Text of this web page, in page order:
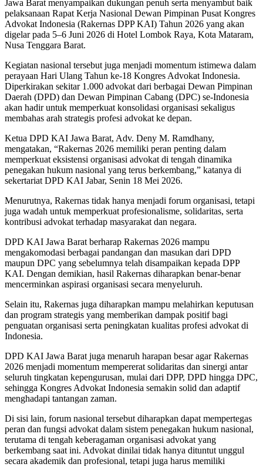
Jawa Barat menyampaikan dukungan penuh serta menyambut baik
pelaksanaan Rapat Kerja Nasional Dewan Pimpinan Pusat Kongres
Advokat Indonesia (Rakernas DPP KAI) Tahun 2026 yang akan
digelar pada 5–6 Juni 2026 di Hotel Lombok Raya, Kota Mataram,
Nusa Tenggara Barat.
Kegiatan nasional tersebut juga menjadi momentum istimewa dalam
perayaan Hari Ulang Tahun ke-18 Kongres Advokat Indonesia.
Diperkirakan sekitar 1.000 advokat dari berbagai Dewan Pimpinan
Daerah (DPD) dan Dewan Pimpinan Cabang (DPC) se-Indonesia
akan hadir untuk memperkuat konsolidasi organisasi sekaligus
membahas arah strategis profesi advokat ke depan.
Ketua DPD KAI Jawa Barat, Adv. Deny M. Ramdhany,
mengatakan, “Rakernas 2026 memiliki peran penting dalam
memperkuat eksistensi organisasi advokat di tengah dinamika
penegakan hukum nasional yang terus berkembang,” katanya di
sekertariat DPD KAI Jabar, Senin 18 Mei 2026.
Menurutnya, Rakernas tidak hanya menjadi forum organisasi, tetapi
juga wadah untuk memperkuat profesionalisme, solidaritas, serta
kontribusi advokat terhadap masyarakat dan negara.
DPD KAI Jawa Barat berharap Rakernas 2026 mampu
mengakomodasi berbagai pandangan dan masukan dari DPD
maupun DPC yang sebelumnya telah disampaikan kepada DPP
KAI. Dengan demikian, hasil Rakernas diharapkan benar-benar
mencerminkan aspirasi organisasi secara menyeluruh.
Selain itu, Rakernas juga diharapkan mampu melahirkan keputusan
dan program strategis yang memberikan dampak positif bagi
penguatan organisasi serta peningkatan kualitas profesi advokat di
Indonesia.
DPD KAI Jawa Barat juga menaruh harapan besar agar Rakernas
2026 menjadi momentum mempererat solidaritas dan sinergi antar
seluruh tingkatan kepengurusan, mulai dari DPP, DPD hingga DPC,
sehingga Kongres Advokat Indonesia semakin solid dan adaptif
menghadapi tantangan zaman.
Di sisi lain, forum nasional tersebut diharapkan dapat mempertegas
peran dan fungsi advokat dalam sistem penegakan hukum nasional,
terutama di tengah keberagaman organisasi advokat yang
berkembang saat ini. Advokat dinilai tidak hanya dituntut unggul
secara akademik dan profesional, tetapi juga harus memiliki